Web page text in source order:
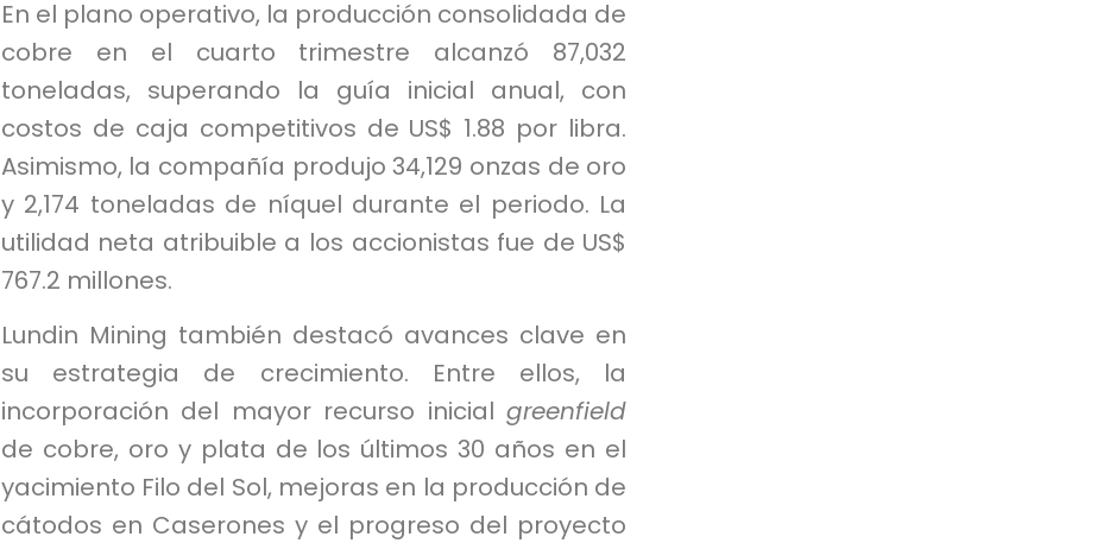
En el plano operativo, la producción consolidada de
cobre en el cuarto trimestre alcanzó 87,032
toneladas, superando la guía inicial anual, con
costos de caja competitivos de US$ 1.88 por libra.
Asimismo, la compañía produjo 34,129 onzas de oro
y 2,174 toneladas de níquel durante el periodo. La
utilidad neta atribuible a los accionistas fue de US$
767.2 millones.
Lundin Mining también destacó avances clave en
su estrategia de crecimiento. Entre ellos, la
incorporación del mayor recurso inicialgreenfield
de cobre, oro y plata de los últimos 30 años en el
yacimiento Filo del Sol, mejoras en la producción de
cátodos en Caserones y el progreso del proyecto